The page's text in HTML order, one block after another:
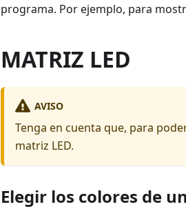
programa. Por ejemplo, para
MATRIZ LED
AVISO
Tenga en cuenta que, para
matriz LED.
Elegir los colores de